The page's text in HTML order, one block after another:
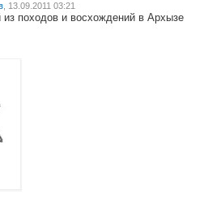
, 13.09.2011 03:21
походов и восхождений в Архызе